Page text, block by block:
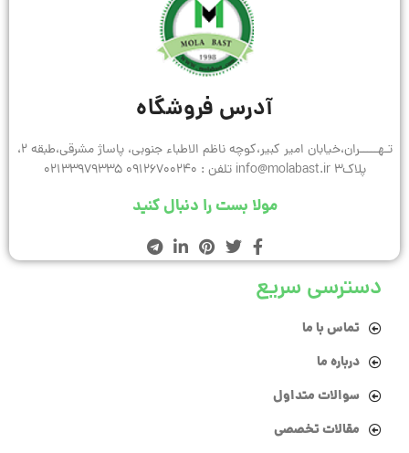
آدرس فروشگاه
تـهـــــران،خیابان امیر کبیر،کوچه ناظم الاطباء جنوبی، پاساژ مشرقی،طبقه 2،
پلاک3 info@molabast.ir تلفن : 09126700240 02133979335
مولا بست را دنبال کنید
دسترسی سریع
تماس با ما
درباره ما
سوالات متداول
مقالات تخصصی